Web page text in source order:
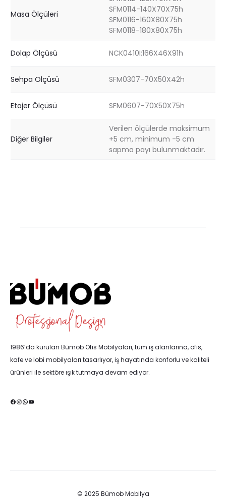
Masa Ölçüleri
SFM0114-140X70X75h
SFM0116-160X80X75h
SFM0118-180X80X75h
Dolap Ölçüsü NCK0410I:166X46X91h
Sehpa Ölçüsü SFM0307-70X50X42h
Etajer Ölçüsü SFM0607-70X50X75h
Diğer Bilgiler
Verilen ölçülerde maksimum
+5 cm, minimum -5 cm
sapma payı bulunmaktadır.
1986’da kurulan Bümob Ofis Mobilyaları, tüm iş alanlarına, ofis,
kafe ve lobi mobilyaları tasarlıyor, iş hayatında konforlu ve kaliteli
ürünleri ile sektöre ışık tutmaya devam ediyor.
Facebook
Instagram
WhatsApp
YouTube
© 2025 Bümob Mobilya